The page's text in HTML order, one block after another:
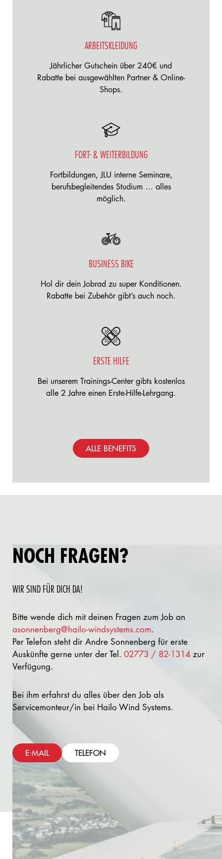
ARBEITSKLEIDUNG
Jährlicher Gutschein über 240€ und
Rabatte bei ausgewählten Partner & Online-
Shops.
FORT- & WEITERBILDUNG
Fortbildungen, JLU interne Seminare,
berufsbegleitendes Studium … alles
möglich.
BUSINESS BIKE
Hol dir dein Jobrad zu super Konditionen.
Rabatte bei Zubehör gibt’s auch noch.
ERSTE HILFE
Bei unserem Trainings-Center gibts kostenlos
alle 2 Jahre einen Erste-Hilfe-Lehrgang.
ALLE BENEFITS
NOCH FRAGEN?
WIR SIND FÜR DICH DA!
Bitte wende dich mit deinen Fragen zum Job an
asonnenberg@hailo-windsystems.com.
Per Telefon steht dir Andre Sonnenberg für erste
Auskünfte gerne unter der Tel. 02773 / 82-1314 zur
Verfügung.
Bei ihm erfahrst du alles über den Job als
Servicemonteur/in bei Hailo Wind Systems.
E-MAIL TELEFON
KLINGT NICHT SCHLECHT?